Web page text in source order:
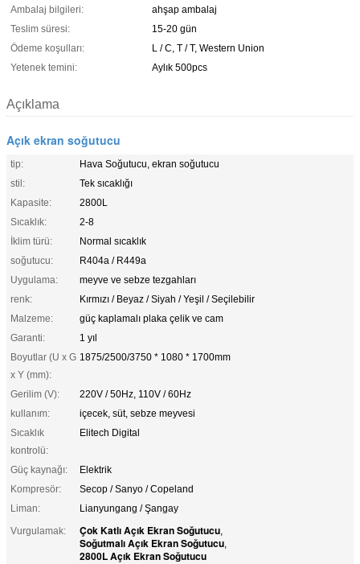
Ambalaj bilgileri:
ahşap ambalaj
Teslim süresi:
15-20 gün
Ödeme koşulları:
L / C, T / T, Western Union
Yetenek temini:
Aylık 500pcs
Açıklama
Açık ekran soğutucu
tip:
Hava Soğutucu, ekran soğutucu
stil:
Tek sıcaklığı
Kapasite:
2800L
Sıcaklık:
2-8
İklim türü:
Normal sıcaklık
soğutucu:
R404a / R449a
Uygulama:
meyve ve sebze tezgahları
renk:
Kırmızı / Beyaz / Siyah / Yeşil / Seçilebilir
Malzeme:
güç kaplamalı plaka çelik ve cam
Garanti:
1 yıl
Boyutlar (U x G
x Y (mm):
1875/2500/3750 * 1080 * 1700mm
Gerilim (V):
220V / 50Hz, 110V / 60Hz
kullanım:
içecek, süt, sebze meyvesi
Sıcaklık
kontrolü:
Elitech Digital
Güç kaynağı:
Elektrik
Kompresör:
Secop / Sanyo / Copeland
Liman:
Lianyungang / Şangay
Vurgulamak:
Çok Katlı Açık Ekran Soğutucu,
Soğutmalı Açık Ekran Soğutucu,
2800L Açık Ekran Soğutucu